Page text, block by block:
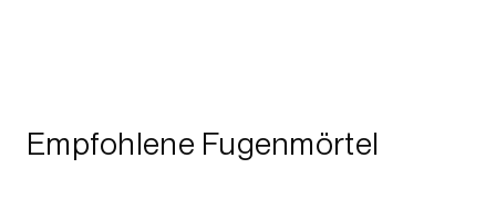
Empfohlene Fugenmörtel